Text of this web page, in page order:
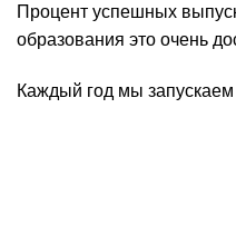
Процент успешных
образования это очень
Каждый год мы запускаем